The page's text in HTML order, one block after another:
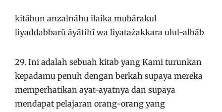
kitābun anzalnāhu ilaika mubārakul
liyaddabbarū āyātihī wa liyatażakkara ulul-albāb
29. Ini adalah sebuah kitab yang Kami turunkan
kepadamu penuh dengan berkah supaya mereka
memperhatikan ayat-ayatnya dan supaya
mendapat pelajaran orang-orang yang